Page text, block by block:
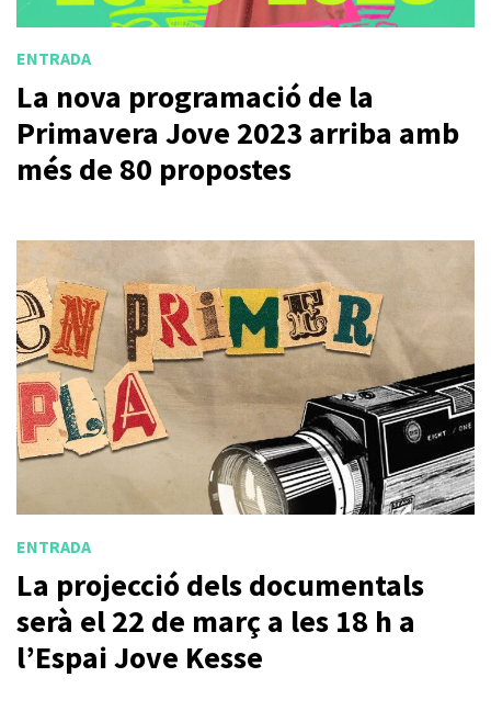
ENTRADA
La nova programació de la
Primavera Jove 2023 arriba amb
més de 80 propostes
ENTRADA
La projecció dels documentals
serà el 22 de març a les 18 h a
l’Espai Jove Kesse